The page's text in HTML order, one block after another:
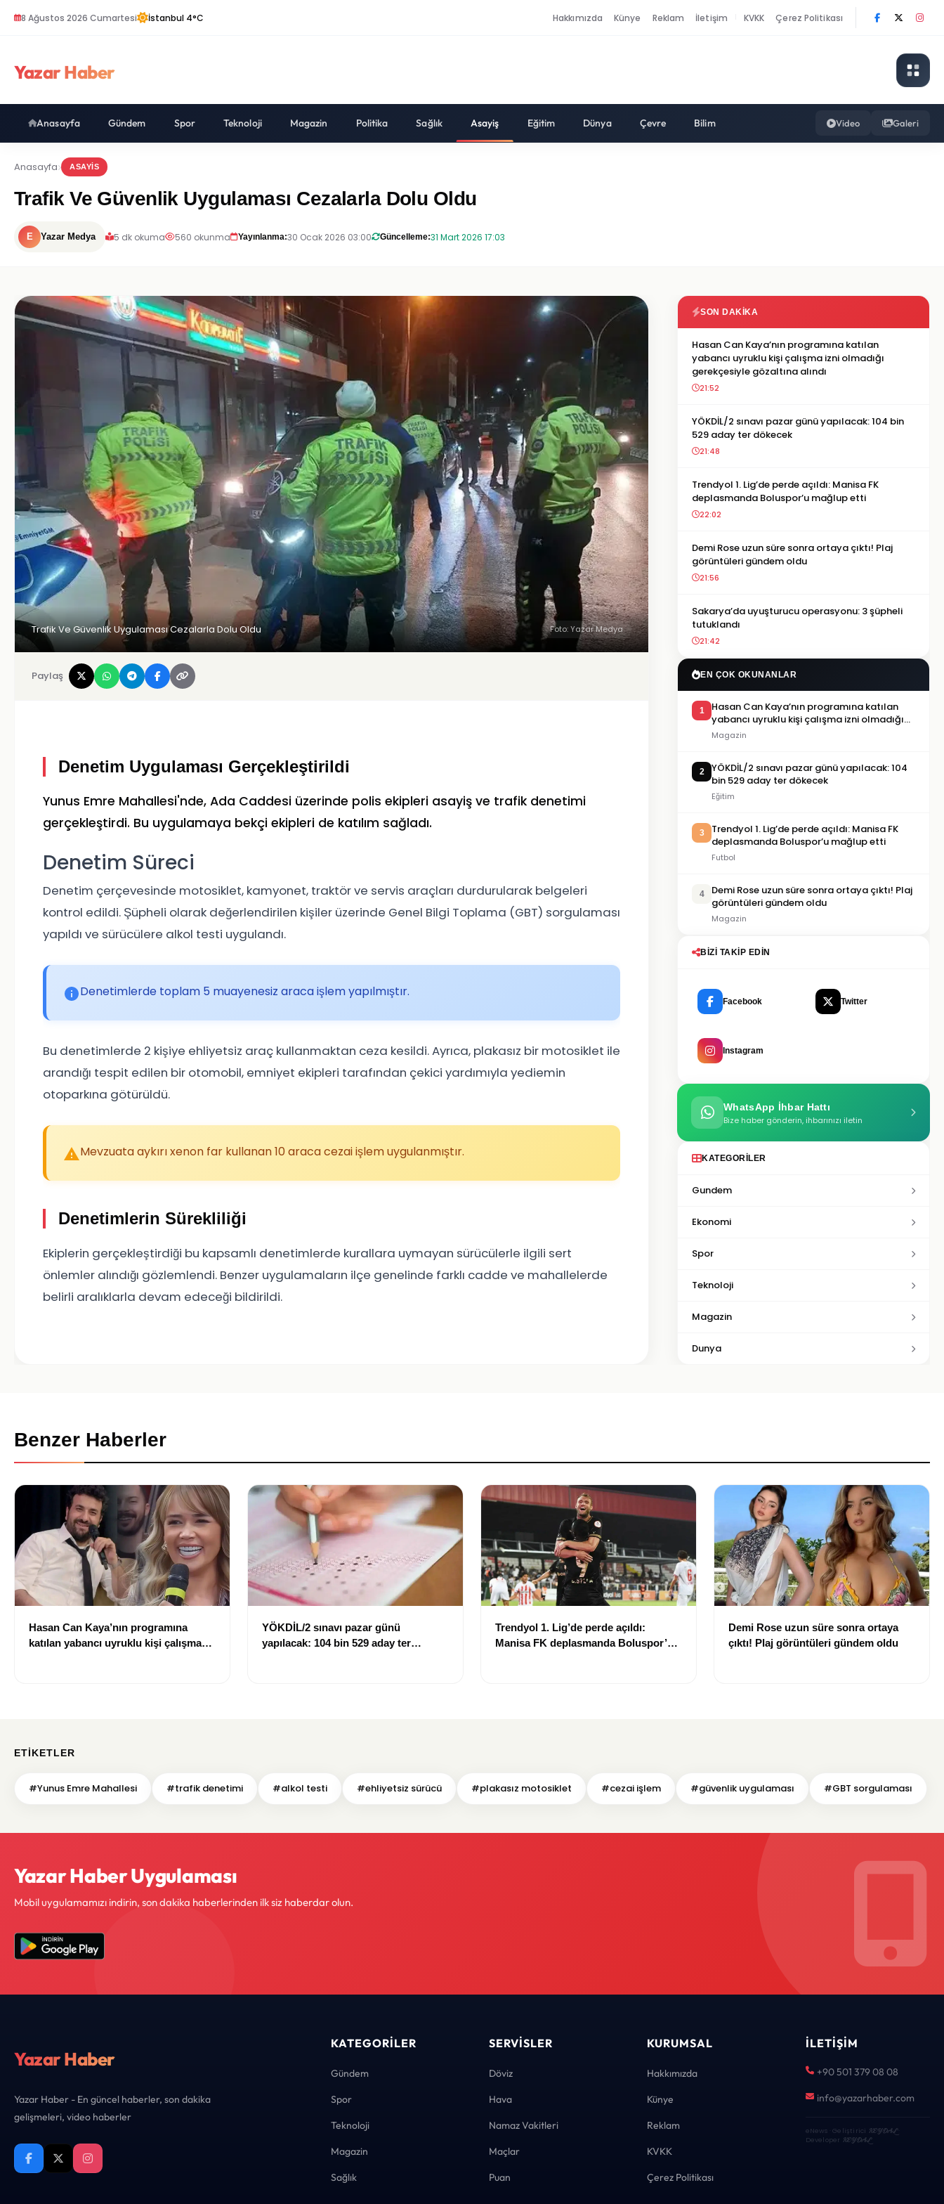
8 Ağustos 2026 Cumartesi İstanbul 4°C Hakkımızda Künye Reklam İletişim KVKK Çerez Politikası
Yazar Haber
Anasayfa Gündem Spor Teknoloji Magazin Politika Sağlık Asayiş Eğitim Dünya Çevre Bilim Video Galeri
Anasayfa ASAYIS
Trafik Ve Güvenlik Uygulaması Cezalarla Dolu Oldu
E Yazar Medya 5 dk okuma 560 okunma Yayınlanma:30 Ocak 2026 03:00 Güncelleme:31 Mart 2026 17:03
Trafik Ve Güvenlik Uygulaması Cezalarla Dolu Oldu Foto: Yazar Medya
Paylaş
Denetim Uygulaması Gerçekleştirildi
Yunus Emre Mahallesi'nde, Ada Caddesi üzerinde polis ekipleri asayiş ve trafik denetimi
gerçekleştirdi. Bu uygulamaya bekçi ekipleri de katılım sağladı.
Denetim Süreci
Denetim çerçevesinde motosiklet, kamyonet, traktör ve servis araçları durdurularak belgeleri
kontrol edildi. Şüpheli olarak değerlendirilen kişiler üzerinde Genel Bilgi Toplama (GBT) sorgulaması
yapıldı ve sürücülere alkol testi uygulandı.
Denetimlerde toplam 5 muayenesiz araca işlem yapılmıştır.
Bu denetimlerde 2 kişiye ehliyetsiz araç kullanmaktan ceza kesildi. Ayrıca, plakasız bir motosiklet ile
arandığı tespit edilen bir otomobil, emniyet ekipleri tarafından çekici yardımıyla yediemin
otoparkına götürüldü.
Mevzuata aykırı xenon far kullanan 10 araca cezai işlem uygulanmıştır.
Denetimlerin Sürekliliği
Ekiplerin gerçekleştirdiği bu kapsamlı denetimlerde kurallara uymayan sürücülerle ilgili sert
önlemler alındığı gözlemlendi. Benzer uygulamaların ilçe genelinde farklı cadde ve mahallelerde
belirli aralıklarla devam edeceği bildirildi.
SON DAKIKA
Hasan Can Kaya’nın programına katılan
yabancı uyruklu kişi çalışma izni olmadığı
gerekçesiyle gözaltına alındı
21:52
YÖKDİL/2 sınavı pazar günü yapılacak: 104 bin
529 aday ter dökecek
21:48
Trendyol 1. Lig’de perde açıldı: Manisa FK
deplasmanda Boluspor’u mağlup etti
22:02
Demi Rose uzun süre sonra ortaya çıktı! Plaj
görüntüleri gündem oldu
21:56
Sakarya’da uyuşturucu operasyonu: 3 şüpheli
tutuklandı
21:42
EN ÇOK OKUNANLAR
1
Hasan Can Kaya’nın programına katılan
yabancı uyruklu kişi çalışma izni olmadığı
gerekçesiyle gözaltına alındı
Magazin
2
YÖKDİL/2 sınavı pazar günü yapılacak: 104
bin 529 aday ter dökecek
Eğitim
3
Trendyol 1. Lig’de perde açıldı: Manisa FK
deplasmanda Boluspor’u mağlup etti
Futbol
4
Demi Rose uzun süre sonra ortaya çıktı! Plaj
görüntüleri gündem oldu
Magazin
BIZI TAKIP EDIN
Facebook Twitter
Instagram
WhatsApp İhbar Hattı
Bize haber gönderin, ihbarınızı iletin
KATEGORILER
Gundem
Ekonomi
Spor
Teknoloji
Magazin
Dunya
Benzer Haberler
Hasan Can Kaya’nın programına
katılan yabancı uyruklu kişi çalışma
YÖKDİL/2 sınavı pazar günü
yapılacak: 104 bin 529 aday ter
Trendyol 1. Lig’de perde açıldı:
Manisa FK deplasmanda Boluspor’u
Demi Rose uzun süre sonra ortaya
çıktı! Plaj görüntüleri gündem oldu
ETIKETLER
#Yunus Emre Mahallesi #trafik denetimi #alkol testi #ehliyetsiz sürücü #plakasız motosiklet #cezai işlem #güvenlik uygulaması #GBT sorgulaması
Yazar Haber Uygulaması
Mobil uygulamamızı indirin, son dakika haberlerinden ilk siz haberdar olun.
Yazar Haber
Yazar Haber - En güncel haberler, son dakika
gelişmeleri, video haberler
KATEGORILER
Gündem
Spor
Teknoloji
Magazin
Sağlık
SERVISLER
Döviz
Hava
Namaz Vakitleri
Maçlar
Puan
KURUMSAL
Hakkımızda
Künye
Reklam
KVKK
Çerez Politikası
İLETIŞIM
+90 501 379 08 08
info@yazarhaber.com
eNews · Geliştirici KEYDAL·
Developer KEYDAL